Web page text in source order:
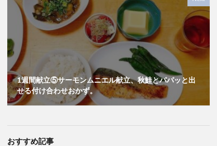
1週間献立⑤サーモンムニエル献立、秋鮭とパパッと出
せる付け合わせおかず。
おすすめ記事